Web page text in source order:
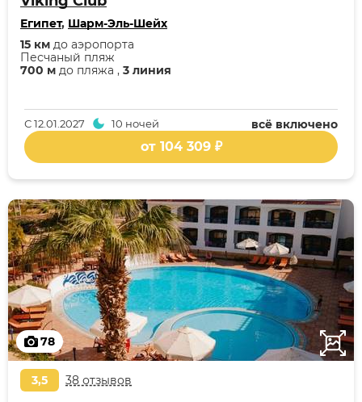
Египет, Шарм-Эль-Шейх
700 м до пляжа , 3 линия
Песчаный пляж
15 км до аэропорта
всё включено
С12.01.2027 10 ночей
от 104 309 ₽
78
3,5 38 отзывов